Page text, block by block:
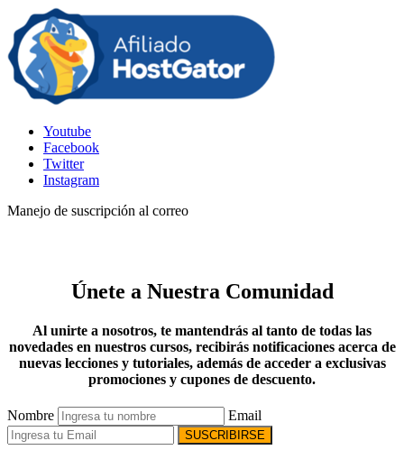
Youtube
Facebook
Twitter
Instagram
Manejo de suscripción al correo
Únete a Nuestra Comunidad
Al unirte a nosotros, te mantendrás al tanto de todas las
novedades en nuestros cursos, recibirás notificaciones acerca de
nuevas lecciones y tutoriales, además de acceder a exclusivas
promociones y cupones de descuento.
Nombre Email
SUSCRIBIRSE